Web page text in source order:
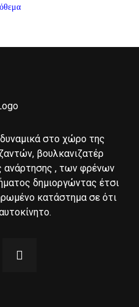
δυναμικά στο χώρο της
βουλκανιζατέρ
, των φρένων
δημιοργώντας έτσι
κατάστημα σε ότι